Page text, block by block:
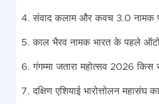
4. संवाद कलाम और कवच 3.0 नामक
5. काल भैरव नामक भारत के पहले
6. गंगम्मा जतारा महोत्सव 2026
7. दक्षिण एशियाई भारोत्तोलन